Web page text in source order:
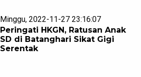
Minggu, 2022-11-27 23:16:07
Peringati HKGN, Ratusan Anak
SD di Batanghari Sikat Gigi
Serentak